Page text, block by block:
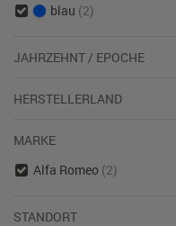
blau (2)
JAHRZEHNT / EPOCHE
HERSTELLERLAND
MARKE
Alfa Romeo (2)
STANDORT